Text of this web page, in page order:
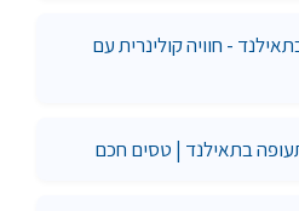
- חוויה קולינרית עם
בתאילנד | טסים חכם